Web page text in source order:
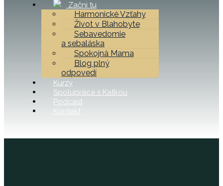
Začni tu
Harmonické Vzťahy
Život v Blahobyte
Sebavedomie
a sebaláska
Spokojná Mama
Blog plný
odpovedí
Kurzy
Spolupráca s Katkou
Podcast
Kontakt